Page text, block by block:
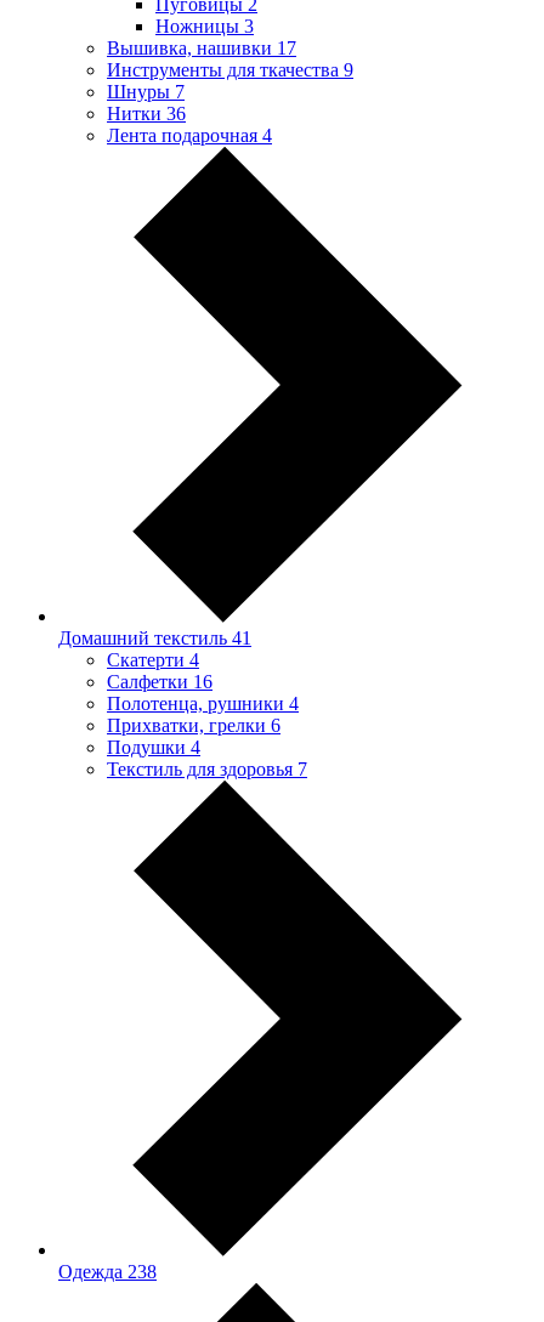
Пуговицы 2
Ножницы 3
Вышивка, нашивки 17
Инструменты для ткачества 9
Шнуры 7
Нитки 36
Лента подарочная 4
Домашний текстиль 41
Скатерти 4
Салфетки 16
Полотенца, рушники 4
Прихватки, грелки 6
Подушки 4
Текстиль для здоровья 7
Одежда 238